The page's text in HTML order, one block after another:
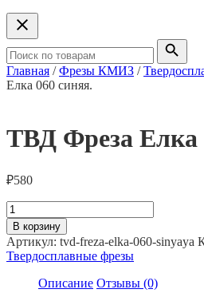
Главная /Фрезы КМИЗ /
Елка 060 синяя.
ТВД Фреза Елка
₽580
Количество
товара
ТВД
Фреза
Елка
синяя.
В корзину
Артикул: tvd-freza-elka-060-sinyaya
Твердосплавные фрезы
Описание Отзывы (0)